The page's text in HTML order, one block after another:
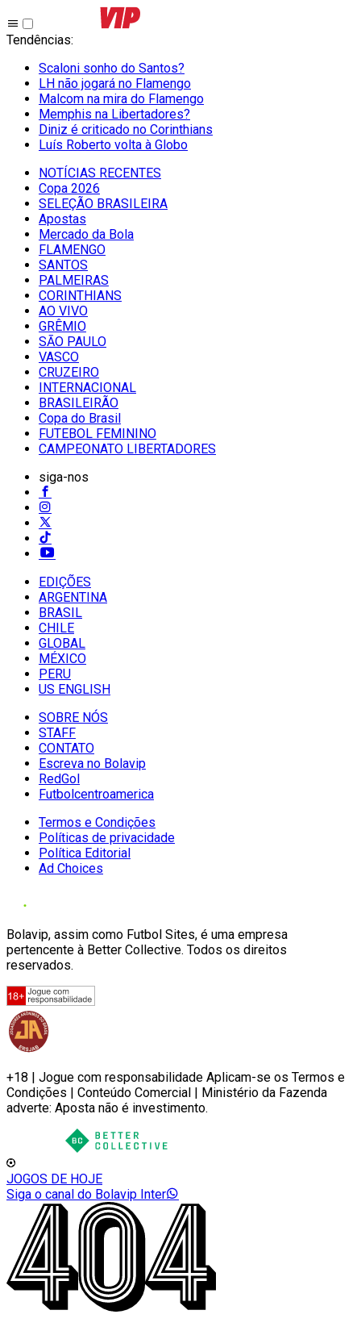
Tendências:
Scaloni sonho do Santos?
LH não jogará no Flamengo
Malcom na mira do Flamengo
Memphis na Libertadores?
Diniz é criticado no Corinthians
Luís Roberto volta à Globo
NOTÍCIAS RECENTES
Copa 2026
SELEÇÃO BRASILEIRA
Apostas
Mercado da Bola
FLAMENGO
SANTOS
PALMEIRAS
CORINTHIANS
AO VIVO
GRÊMIO
SĀO PAULO
VASCO
CRUZEIRO
INTERNACIONAL
BRASILEIRÃO
Copa do Brasil
FUTEBOL FEMININO
CAMPEONATO LIBERTADORES
siga-nos
EDIÇÕES
ARGENTINA
BRASIL
CHILE
GLOBAL
MÉXICO
PERU
US ENGLISH
SOBRE NÓS
STAFF
CONTATO
Escreva no Bolavip
RedGol
Futbolcentroamerica
Termos e Condições
Políticas de privacidade
Política Editorial
Ad Choices
Bolavip, assim como Futbol Sites, é uma empresa
pertencente à Better Collective. Todos os direitos
reservados.
+18 | Jogue com responsabilidade Aplicam-se os Termos e
Condições | Conteúdo Comercial | Ministério da Fazenda
adverte: Aposta não é investimento.
JOGOS DE HOJE
Siga o canal do Bolavip Inter